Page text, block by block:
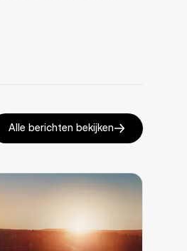
Alle berichten bekijken